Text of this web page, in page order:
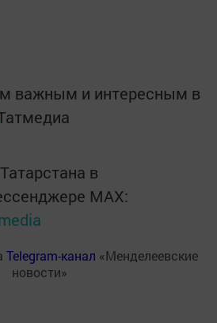
важным и интересным в
в
MАХ:
Telegram-канал «Менделеевские
новости»